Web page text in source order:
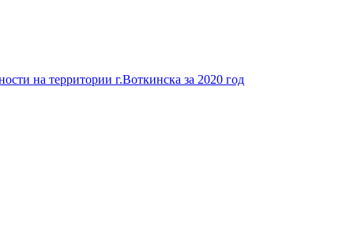
на территории г.Воткинска за 2020 год